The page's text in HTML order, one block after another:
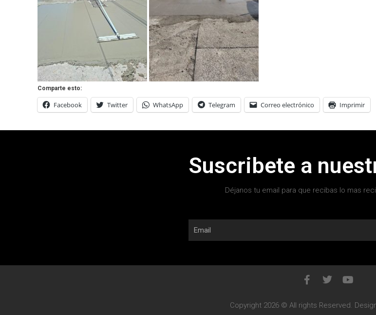
Comparte esto:
Facebook Twitter WhatsApp Telegram Correo electrónico Imprimir
Suscribete a
Déjanos tu email para que recibas lo mas
Copyright 2026 © All rights Reserved.